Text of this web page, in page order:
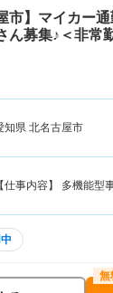
市】マイカー
ん募集♪＜非常
知県 北名古屋市
【仕事内容】 多機能